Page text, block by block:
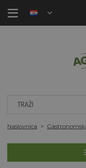
Naslovnica